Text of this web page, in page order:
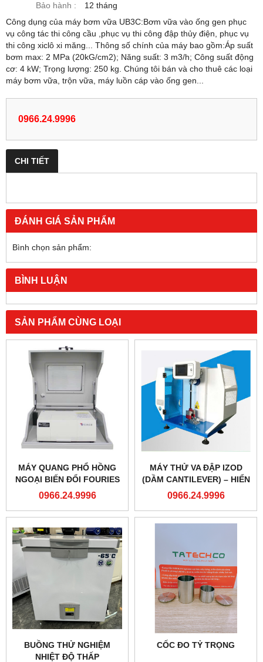
Bảo hành :
12 tháng
Công dụng của máy bơm vữa UB3C:Bơm vữa vào ống gen phục
vụ công tác thi công cầu ,phục vụ thi công đập thủy điện, phục vụ
thi công xiclô xi măng... Thông số chính của máy bao gồm:Áp suất
bơm max: 2 MPa (20kG/cm2); Năng suất: 3 m3/h; Công suất động
cơ: 4 kW; Trọng lượng: 250 kg. Chúng tôi bán và cho thuê các loại
máy bơm vữa, trộn vữa, máy luồn cáp vào ống gen...
0966.24.9996
CHI TIẾT
ĐÁNH GIÁ SẢN PHẨM
Bình chọn sản phẩm:
BÌNH LUẬN
SẢN PHẨM CÙNG LOẠI
MÁY QUANG PHỔ HỒNG
NGOẠI BIẾN ĐỔI FOURIES
0966.24.9996
MÁY THỬ VA ĐẬP IZOD
(DẦM CANTILEVER) – HIỂN
THỊ SỐ
0966.24.9996
BUỒNG THỬ NGHIỆM
NHIỆT ĐỘ THẤP
CỐC ĐO TỶ TRỌNG